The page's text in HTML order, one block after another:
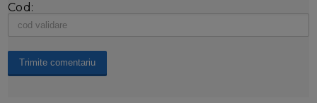
Cod: